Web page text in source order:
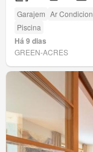
Garajem Ar
Piscina
Há 9 dias
GREEN-ACRES